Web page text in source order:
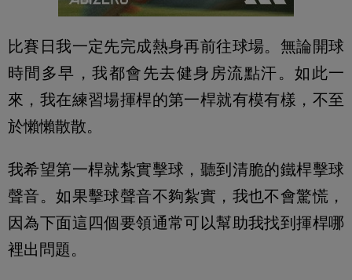
比賽日我一定先完成熱身再前往球場。無論開球
時間多早，我都會先去健身房流點汗。如此一
來，我在練習場揮桿的第一桿就有模有樣，不至
於懶懶散散。
我希望第一桿就紮實擊球，聽到清脆的鐵桿擊球
聲音。如果擊球聲音不夠紮實，我也不會驚慌，
因為下面這四個要領通常可以幫助我找到揮桿哪
裡出問題。